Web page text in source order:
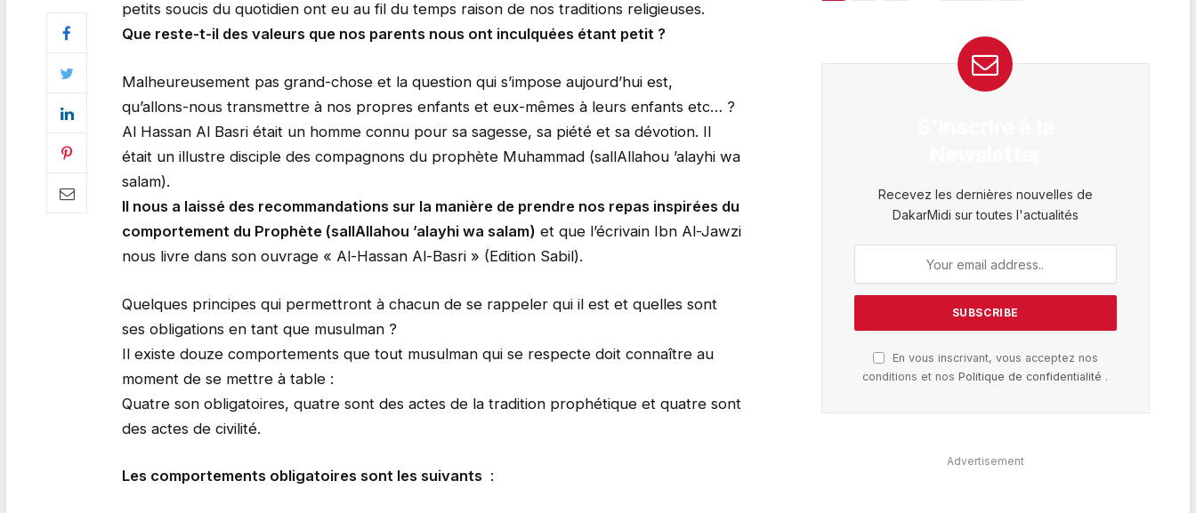
petits soucis du quotidien ont eu au fil du temps raison de nos traditions religieuses.
Que reste-t-il des valeurs que nos parents nous ont inculquées étant petit ?
Malheureusement pas grand-chose et la question qui s’impose aujourd’hui est,
qu’allons-nous transmettre à nos propres enfants et eux-mêmes à leurs enfants etc… ?
Al Hassan Al Basri était un homme connu pour sa sagesse, sa piété et sa dévotion. Il
était un illustre disciple des compagnons du prophète Muhammad (sallAllahou ’alayhi wa
salam).
Il nous a laissé des recommandations sur la manière de prendre nos repas inspirées du
comportement du Prophète (sallAllahou ’alayhi wa salam) et que l’écrivain Ibn Al-Jawzi
nous livre dans son ouvrage « Al-Hassan Al-Basri » (Edition Sabil).
Quelques principes qui permettront à chacun de se rappeler qui il est et quelles sont
ses obligations en tant que musulman ?
Il existe douze comportements que tout musulman qui se respecte doit connaître au
moment de se mettre à table :
Quatre son obligatoires, quatre sont des actes de la tradition prophétique et quatre sont
des actes de civilité.
Les comportements obligatoires sont les suivants :
Recevez les dernières nouvelles de
DakarMidi sur toutes l'actualités
En vous inscrivant, vous acceptez nos
conditions et nosPolitique de confidentialité .
Advertisement